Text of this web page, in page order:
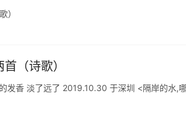
）
（诗歌）
发香 淡了远了 2019.10.30 于深圳 <隔岸的水,